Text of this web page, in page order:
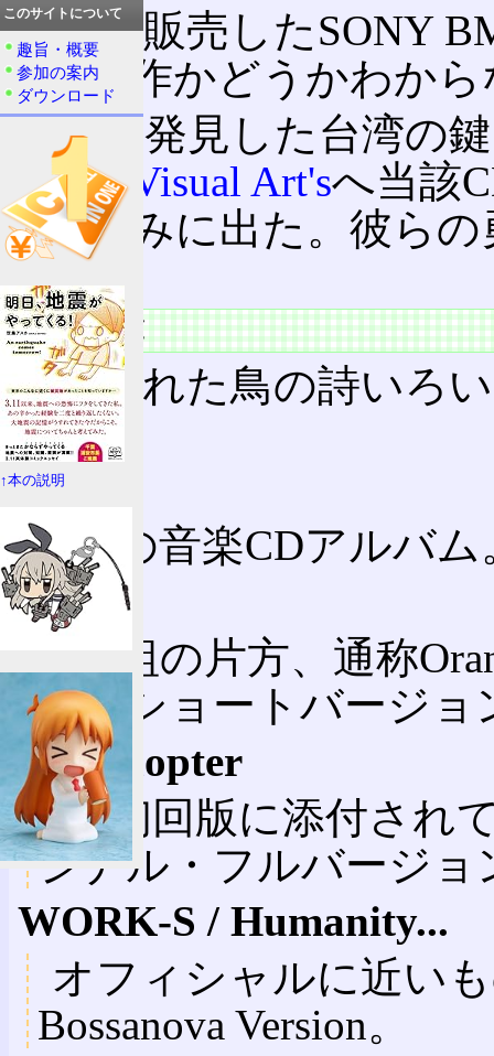
また、販売したSONY
で、盗作かどうかわか
これを発見した台湾の
たり、 Visual Art'sへ当該
が明るみに出た。彼ら
る。
鳥の詩一覧
公開された鳥の詩いろ
の)。
verge
I'veの音楽CDアルバ
Air
2枚組の片方、通称
の。ショートバージョ
Ornithopter
Air初回版に添付され
ジナル・フルバージョ
WORK-S / Humanity...
オフィシャルに近い
Bossanova Version。
このサイトについて
趣旨・概要
参加の案内
ダウンロード
↑本の説明